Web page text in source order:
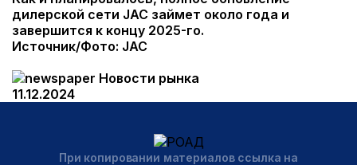
дилерской сети JAC займет около года и
завершится к концу 2025-го.
Источник/Фото: JAC
Новости рынка
11.12.2024
При копировании материалов ссылка на